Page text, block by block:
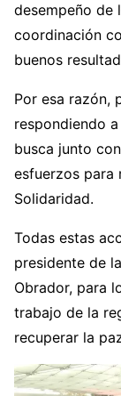
desempeño de
coordinación
buenos
Por esa razón,
respondiendo
busca junto
esfuerzos para
Solidaridad.
Todas estas
presidente de
Obrador, para
trabajo de la
recuperar la